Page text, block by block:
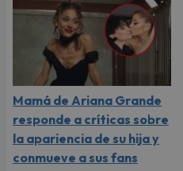
Mamá de Ariana Grande
responde a críticas sobre
la apariencia de su hija y
conmueve a sus fans